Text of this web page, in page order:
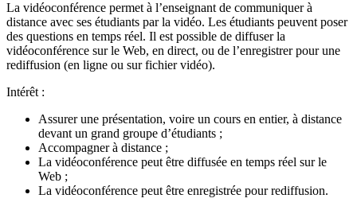
La vidéoconférence permet à l’enseignant de communiquer à
distance avec ses étudiants par la vidéo. Les étudiants peuvent poser
des questions en temps réel. Il est possible de diffuser la
vidéoconférence sur le Web, en direct, ou de l’enregistrer pour une
rediffusion (en ligne ou sur fichier vidéo).
Intérêt :
Assurer une présentation, voire un cours en entier, à distance
devant un grand groupe d’étudiants ;
Accompagner à distance ;
La vidéoconférence peut être diffusée en temps réel sur le
Web ;
La vidéoconférence peut être enregistrée pour rediffusion.